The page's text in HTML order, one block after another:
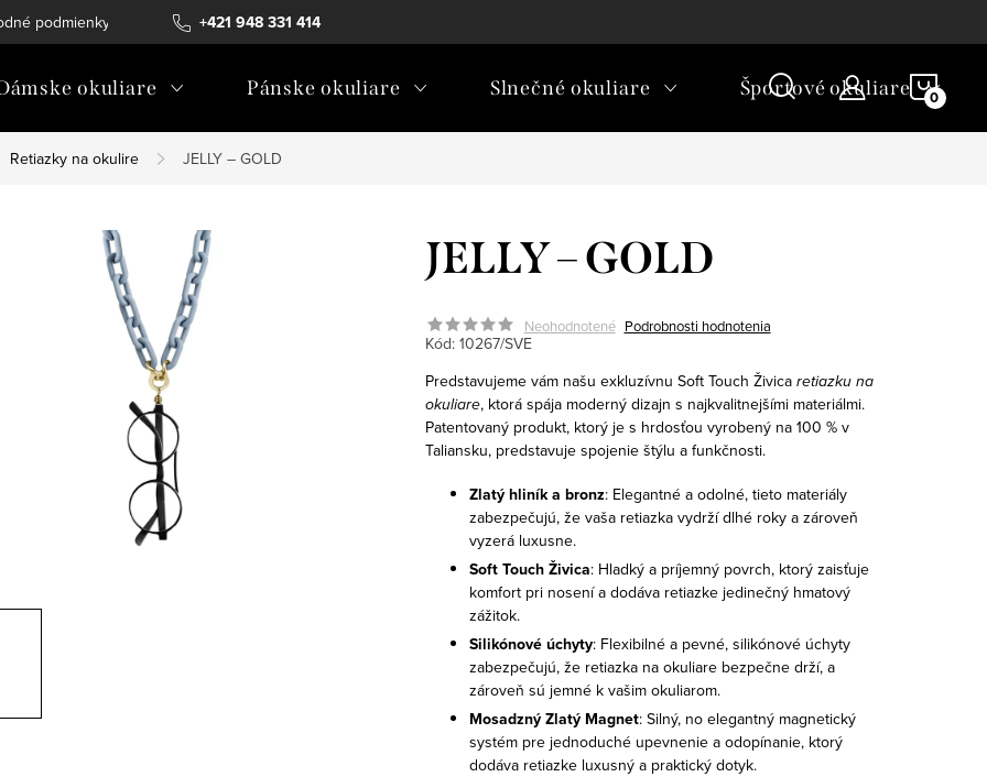
+421 948 331 414
podmienky Ochrana osobných údajov
okuliare Pánske okuliare Slnečné okuliare Športové okuliare
Retiazky na okulire JELLY – GOLD
JELLY – GOLD
Neohodnotené Podrobnosti hodnotenia
Kód: 10267/SVE
Predstavujeme vám našu exkluzívnu Soft Touch Živicaretiazku na
okuliare, ktorá spája moderný dizajn s najkvalitnejšími materiálmi.
Patentovaný produkt, ktorý je s hrdosťou vyrobený na 100 % v
Taliansku, predstavuje spojenie štýlu a funkčnosti.
Zlatý hliník a bronz: Elegantné a odolné, tieto materiály
zabezpečujú, že vaša retiazka vydrží dlhé roky a zároveň
vyzerá luxusne.
Soft Touch Živica: Hladký a príjemný povrch, ktorý zaisťuje
komfort pri nosení a dodáva retiazke jedinečný hmatový
zážitok.
Silikónové úchyty: Flexibilné a pevné, silikónové úchyty
zabezpečujú, že retiazka na okuliare bezpečne drží, a
zároveň sú jemné k vašim okuliarom.
Mosadzný Zlatý Magnet: Silný, no elegantný magnetický
systém pre jednoduché upevnenie a odopínanie, ktorý
dodáva retiazke luxusný a praktický dotyk.